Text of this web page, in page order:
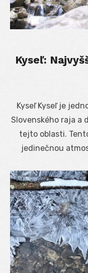
Kyseľ:
Kyseľ Kyseľ je
Slovenského raja a
tejto oblasti.
jedinečnou